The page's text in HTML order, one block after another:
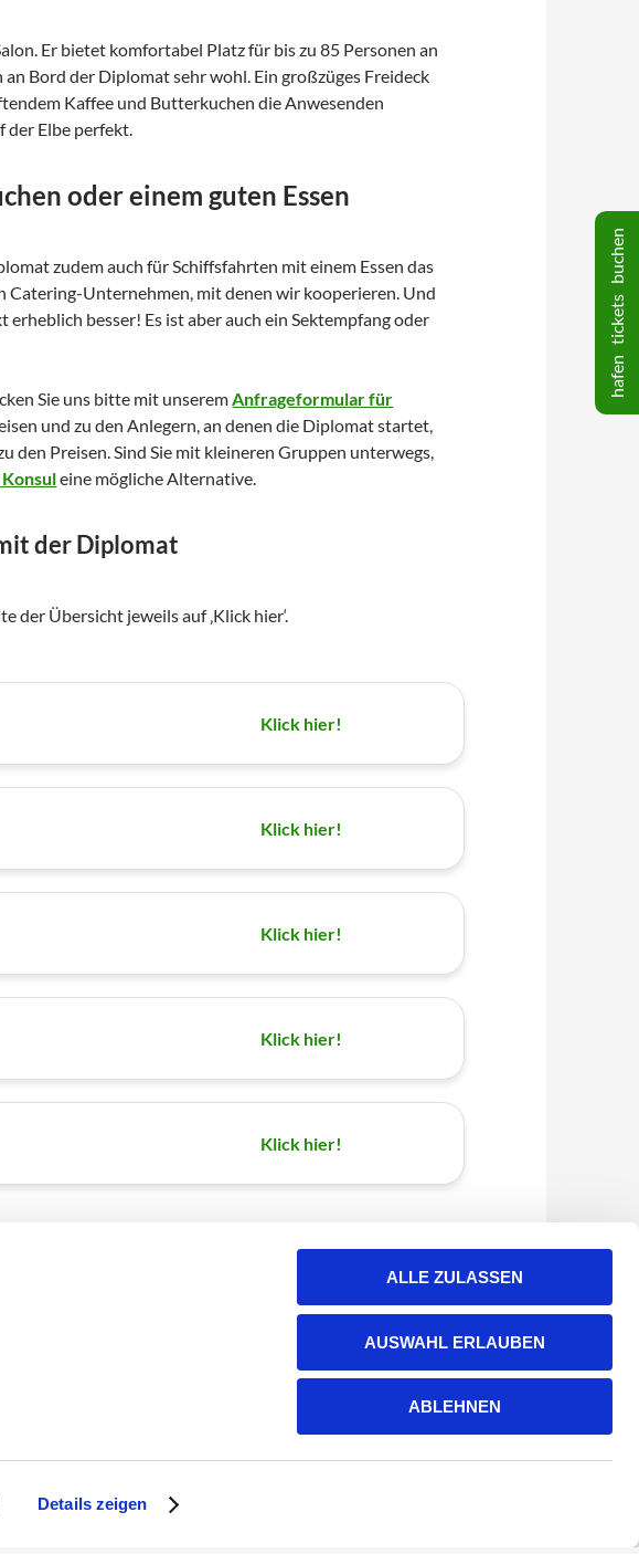
Details zeigen
ALLE ZULASSEN
AUSWAHL ERLAUBEN
ABLEHNEN
hafen tickets buchen
Er bietet komfortabel Platz für bis zu 85 Personen an
Bord der Diplomat sehr wohl. Ein großzüges Freideck
Kaffee und Butterkuchen die Anwesenden
der Elbe perfekt.
oder einem guten Essen
zudem auch für Schiffsfahrten mit einem Essen das
Unternehmen, mit denen wir kooperieren. Und
besser! Es ist aber auch ein Sektempfang oder
Sie uns bitte mit unseremAnfrageformular für
und zu den Anlegern, an denen die Diplomat startet,
den Preisen. Sind Sie mit kleineren Gruppen unterwegs,
eine mögliche Alternative.
der Diplomat
der Übersicht jeweils auf ‚Klick hier‘.
Klick hier!
Klick hier!
Klick hier!
Klick hier!
Klick hier!